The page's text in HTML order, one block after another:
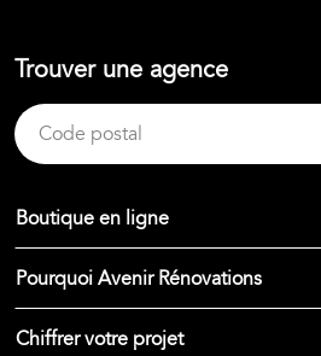
Trouver une agence
Boutique en ligne
Pourquoi Avenir Rénovations
Chiffrer votre projet